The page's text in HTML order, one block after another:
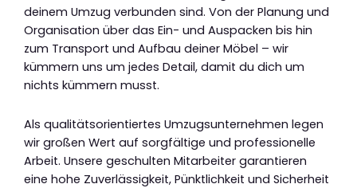
deinem Umzug verbunden sind. Von der Planung und
Organisation über das Ein- und Auspacken bis hin
zum Transport und Aufbau deiner Möbel – wir
kümmern uns um jedes Detail, damit du dich um
nichts kümmern musst.
Als qualitätsorientiertes Umzugsunternehmen legen
wir großen Wert auf sorgfältige und professionelle
Arbeit. Unsere geschulten Mitarbeiter garantieren
eine hohe Zuverlässigkeit, Pünktlichkeit und Sicherheit